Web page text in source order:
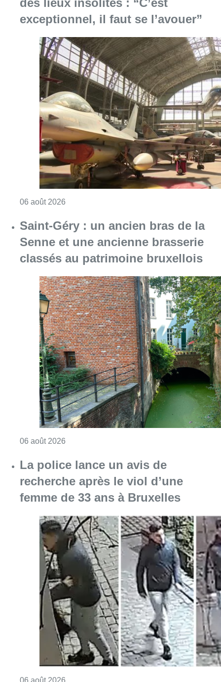
06 août 2026Consulter l'article "À Bruxelles, le blocus
Saint-Géry : un ancien bras de la
Senne et une ancienne brasserie
classés au patrimoine bruxellois
06 août 2026Consulter l'article "Saint-Géry : un ancien
La police lance un avis de
recherche après le viol d’une
femme de 33 ans à Bruxelles
06 août 2026 Consulter l'article "La police lance un avis
La Commune d’Ixelles ouvre un
registre de condoléances en
mémoire de Jaswinder Singh,
commerçant tué lors d’un
braquage